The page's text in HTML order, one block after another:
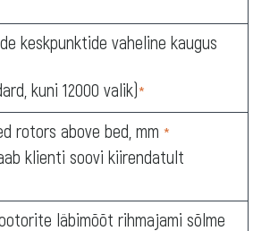
keskpunktide vaheline kaugus
kuni 12000 valik)*
rotors above bed, mm *
klienti soovi kiirendatult
läbimõõt rihmajami sõlme